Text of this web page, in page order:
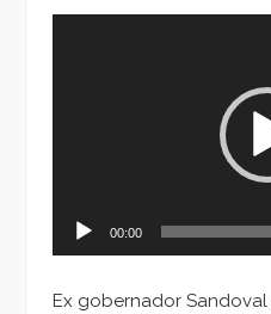
00:00
Ex gobernador